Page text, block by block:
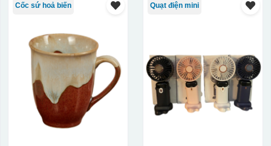
Cốc sứ hoả biến Quạt điện mini